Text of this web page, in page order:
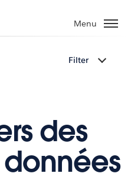
Menu
Filter
des